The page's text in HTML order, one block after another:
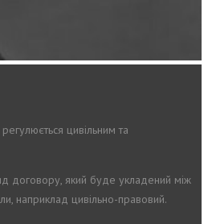
цивільним та
договору, який буде укладений між
наприклад цивільно-правовий.